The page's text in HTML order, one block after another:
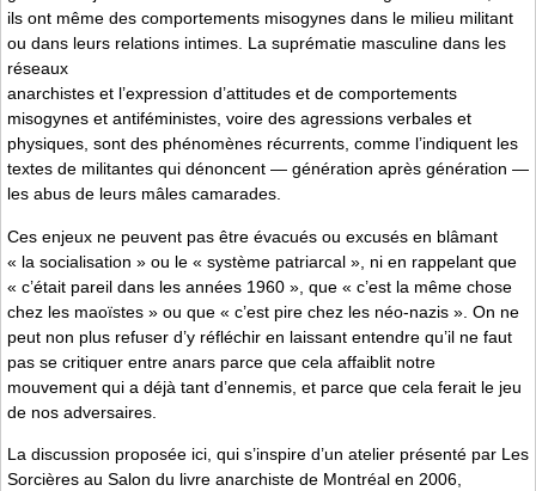
ils ont même des comportements misogynes dans le milieu militant
ou dans leurs relations intimes. La suprématie masculine dans les
réseaux
anarchistes et l’expression d’attitudes et de comportements
misogynes et antiféministes, voire des agressions verbales et
physiques, sont des phénomènes récurrents, comme l’indiquent les
textes de militantes qui dénoncent — génération après génération —
les abus de leurs mâles camarades.
Ces enjeux ne peuvent pas être évacués ou excusés en blâmant
« la socialisation » ou le « système patriarcal », ni en rappelant que
« c’était pareil dans les années 1960 », que « c’est la même chose
chez les maoïstes » ou que « c’est pire chez les néo-nazis ». On ne
peut non plus refuser d’y réfléchir en laissant entendre qu’il ne faut
pas se critiquer entre anars parce que cela affaiblit notre
mouvement qui a déjà tant d’ennemis, et parce que cela ferait le jeu
de nos adversaires.
La discussion proposée ici, qui s’inspire d’un atelier présenté par Les
Sorcières au Salon du livre anarchiste de Montréal en 2006,